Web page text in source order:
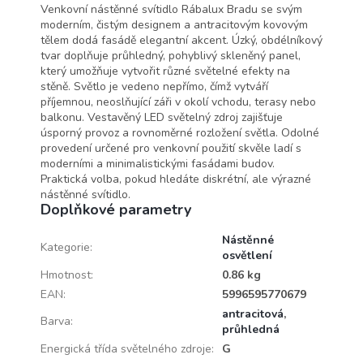
Venkovní nástěnné svítidlo Rábalux Bradu se svým
moderním, čistým designem a antracitovým kovovým
tělem dodá fasádě elegantní akcent. Úzký, obdélníkový
tvar doplňuje průhledný, pohyblivý skleněný panel,
který umožňuje vytvořit různé světelné efekty na
stěně. Světlo je vedeno nepřímo, čímž vytváří
příjemnou, neoslňující záři v okolí vchodu, terasy nebo
balkonu. Vestavěný LED světelný zdroj zajišťuje
úsporný provoz a rovnoměrné rozložení světla. Odolné
provedení určené pro venkovní použití skvěle ladí s
moderními a minimalistickými fasádami budov.
Praktická volba, pokud hledáte diskrétní, ale výrazné
nástěnné svítidlo.
Doplňkové parametry
Kategorie:
Nástěnné
osvětlení
Hmotnost:
0.86 kg
EAN:
5996595770679
Barva: antracitová,
průhledná
Energická třída světelného zdroje:
G